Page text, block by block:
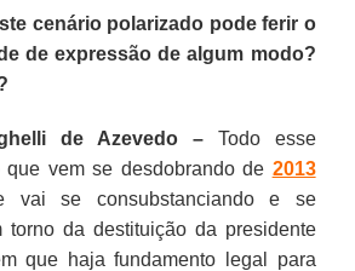
cenário polarizado pode ferir o
de expressão de algum modo?
de Azevedo –Todo esse
que vem se desdobrando de 2013
vai se consubstanciando e se
torno da destituição da presidente
que haja fundamento legal para